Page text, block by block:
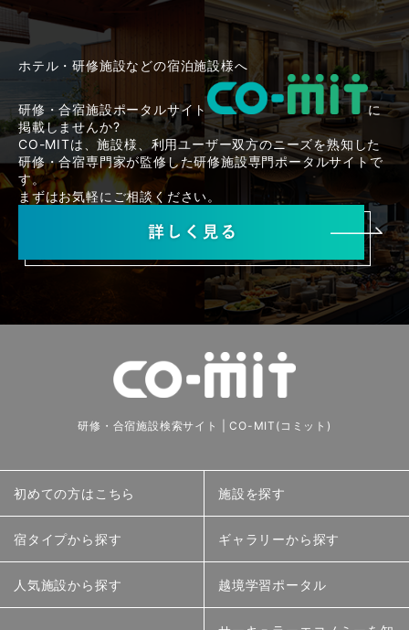
ホテル・研修施設などの宿泊施設様へ
研修・合宿施設ポータルサイト
に
掲載しませんか?
CO-MITは、施設様、利用ユーザー双方のニーズを熟知した
研修・合宿専門家が監修した研修施設専門ポータルサイトで
す。
まずはお気軽にご相談ください。
研修・合宿施設検索サイト | CO-MIT(コミット)
初めての方はこちら 施設を探す
宿タイプから探す ギャラリーから探す
人気施設から探す 越境学習ポータル